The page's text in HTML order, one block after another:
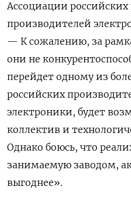
Ассоциации российских
производителей
— К сожалению, за
они не
перейдет одному из
российских
электроники, будет
коллектив и
Однако боюсь, что
занимаемую заводом,
выгоднее».